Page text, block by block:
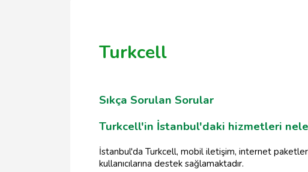
Turkcell
Sıkça Sorulan Sorular
Turkcell'in İstanbul'daki hizmetleri
İstanbul'da Turkcell, mobil iletişim, internet
kullanıcılarına destek sağlamaktadır.